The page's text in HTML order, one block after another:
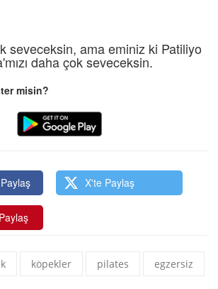
seveceksin, ama eminiz ki Patiliyo
daha çok seveceksin.
misin?
X'te Paylaş
köpekler pilates egzersiz